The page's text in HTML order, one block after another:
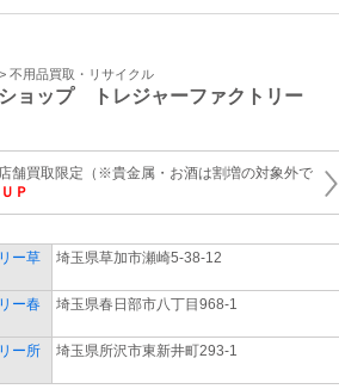
不用品買取・リサイクル
ョップ トレジャーファクトリー
舗買取限定（※貴金属・お酒は割増の対象外で
Ｐ
ー草
埼玉県草加市瀬崎5-38-12
ー春
埼玉県春日部市八丁目968-1
ー所
埼玉県所沢市東新井町293-1